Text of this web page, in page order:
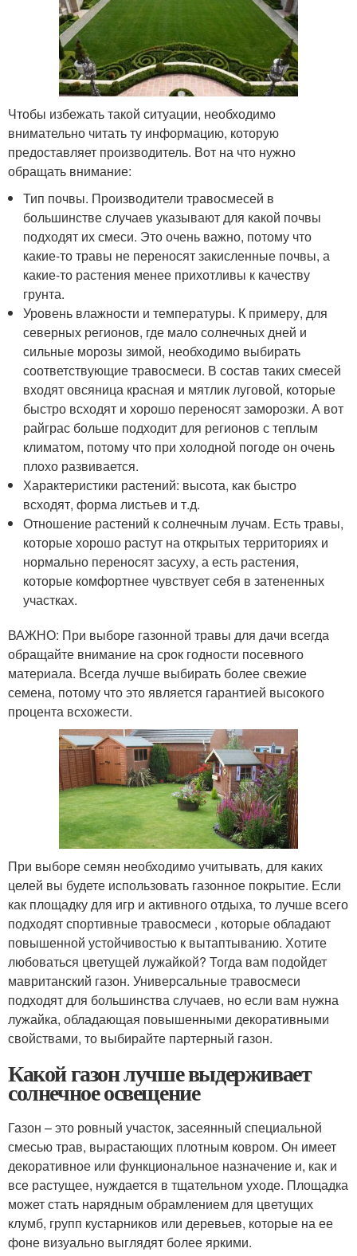
Чтобы избежать такой ситуации, необходимо
внимательно читать ту информацию, которую
предоставляет производитель. Вот на что нужно
обращать внимание:
Тип почвы. Производители травосмесей в
большинстве случаев указывают для какой почвы
подходят их смеси. Это очень важно, потому что
какие-то травы не переносят закисленные почвы, а
какие-то растения менее прихотливы к качеству
грунта.
Уровень влажности и температуры. К примеру, для
северных регионов, где мало солнечных дней и
сильные морозы зимой, необходимо выбирать
соответствующие травосмеси. В состав таких смесей
входят овсяница красная и мятлик луговой, которые
быстро всходят и хорошо переносят заморозки. А вот
райграс больше подходит для регионов с теплым
климатом, потому что при холодной погоде он очень
плохо развивается.
Характеристики растений: высота, как быстро
всходят, форма листьев и т.д.
Отношение растений к солнечным лучам. Есть травы,
которые хорошо растут на открытых территориях и
нормально переносят засуху, а есть растения,
которые комфортнее чувствует себя в затененных
участках.
ВАЖНО: При выборе газонной травы для дачи всегда
обращайте внимание на срок годности посевного
материала. Всегда лучше выбирать более свежие
семена, потому что это является гарантией высокого
процента всхожести.
При выборе семян необходимо учитывать, для каких
целей вы будете использовать газонное покрытие. Если
как площадку для игр и активного отдыха, то лучше всего
подходят спортивные травосмеси , которые обладают
повышенной устойчивостью к вытаптыванию. Хотите
любоваться цветущей лужайкой? Тогда вам подойдет
мавританский газон. Универсальные травосмеси
подходят для большинства случаев, но если вам нужна
лужайка, обладающая повышенными декоративными
свойствами, то выбирайте партерный газон.
Какой газон лучше выдерживает
солнечное освещение
Газон – это ровный участок, засеянный специальной
смесью трав, вырастающих плотным ковром. Он имеет
декоративное или функциональное назначение и, как и
все растущее, нуждается в тщательном уходе. Площадка
может стать нарядным обрамлением для цветущих
клумб, групп кустарников или деревьев, которые на ее
фоне визуально выглядят более яркими.